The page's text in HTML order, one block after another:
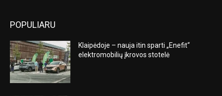
POPULIARU
Klaipėdoje – nauja itin sparti „Enefit“
elektromobilių įkrovos stotelė